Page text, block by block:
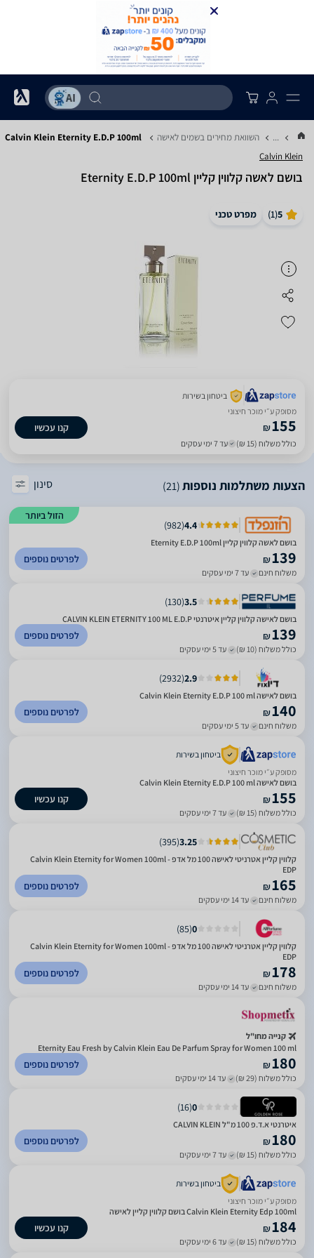
... השוואת מחירים בשמים לאישה Calvin Klein Eternity E.D.P 100ml
Calvin Klein
בושם לאשה קלווין קליין Eternity E.D.P 100ml
5
(
1
) מפרט טכני
ביטחון בשירות
מסופק ע״י מוכר חיצוני
₪155
כולל משלוח (15 ₪) עד 7 ימי עסקים
קנו עכשיו
הצעות משתלמות נוספות(21) סינון
הזול ביותר
4.4
(
982
)
בושם לאשה קלווין קליין Eternity E.D.P 100ml
₪139
משלוח חינם עד 7 ימי עסקים
לפרטים נוספים
3.5
(
130
)
בושם לאישה קלווין קליין איטרנטי CALVIN KLEIN ETERNITY 100 ML E.D.P
₪139
כולל משלוח (10 ₪) עד 5 ימי עסקים
לפרטים נוספים
2.9
(
2932
)
בושם לאישה Calvin Klein Eternity E.D.P 100 ml
₪140
משלוח חינם עד 5 ימי עסקים
לפרטים נוספים
ביטחון בשירות
מסופק ע״י מוכר חיצוני
בושם לאישה Calvin Klein Eternity E.D.P 100 ml
₪155
כולל משלוח (15 ₪) עד 7 ימי עסקים
קנו עכשיו
3.25
(
395
)
קלווין קליין אטרניטי לאישה 100 מל אדפ - Calvin Klein Eternity for Women 100ml
EDP
₪165
משלוח חינם עד 14 ימי עסקים
לפרטים נוספים
0
(
85
)
קלווין קליין אטרניטי לאישה 100 מל אדפ - Calvin Klein Eternity for Women 100ml
EDP
₪178
משלוח חינם עד 14 ימי עסקים
לפרטים נוספים
קנייה מחו"ל
Eternity Eau Fresh by Calvin Klein Eau De Parfum Spray for Women 100 ml
₪180
כולל משלוח (29 ₪) עד 14 ימי עסקים
לפרטים נוספים
0
(
16
)
איטרנטי א.ד.פ 100 מ"ל CALVIN KLEIN
₪180
כולל משלוח (15 ₪) עד 7 ימי עסקים
לפרטים נוספים
ביטחון בשירות
מסופק ע״י מוכר חיצוני
Calvin Klein Eternity Edp 100ml בושם קלווין קליין לאישה
₪184
כולל משלוח (15 ₪) עד 6 ימי עסקים
קנו עכשיו